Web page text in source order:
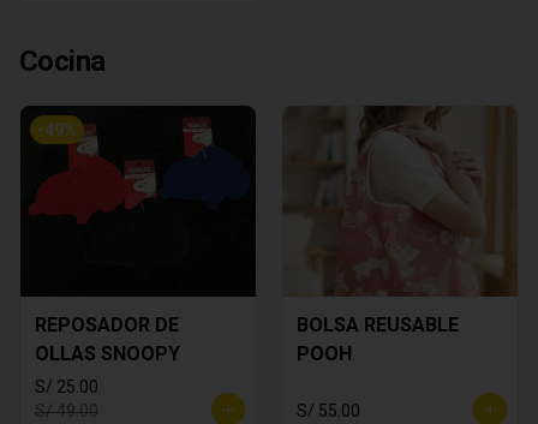
Cocina
-49%
REPOSADOR DE
OLLAS SNOOPY
S/ 25.00
S/ 49.00
BOLSA REUSABLE
POOH
S/ 55.00